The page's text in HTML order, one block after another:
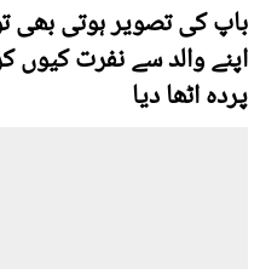
باپ کی تصویر ہوتی بھی
اپنے والد سے نفرت
پردہ اٹھا دیا